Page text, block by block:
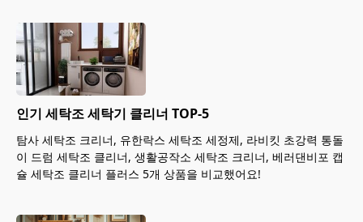
인기 세탁조 세탁기 클리너 TOP-5
탐사 세탁조 크리너, 유한락스 세탁조 세정제, 라비킷 초강력 통돌
이 드럼 세탁조 클리너, 생활공작소 세탁조 크리너, 베러댄비포 캡
슐 세탁조 클리너 플러스 5개 상품을 비교했어요!